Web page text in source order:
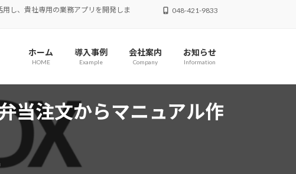
し、貴社専用の業務アプリを開発しま
048-421-9833
ホーム
HOME
導入事例
Example
会社案内
Company
お知らせ
Information
当注文からマニュアル作